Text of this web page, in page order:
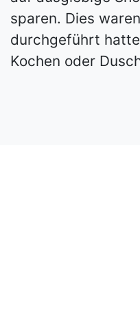
sparen. Dies
durchgeführt
Kochen oder